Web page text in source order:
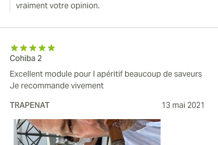
vraiment votre opinion.
Cohiba 2
Excellent module pour l apéritif beaucoup de saveurs
Je recommande vivement
TRAPENAT
13 mai 2021